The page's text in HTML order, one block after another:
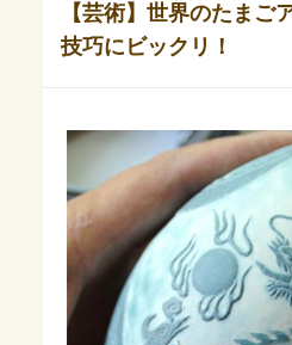
【芸術】世界のたま
技巧にビックリ！